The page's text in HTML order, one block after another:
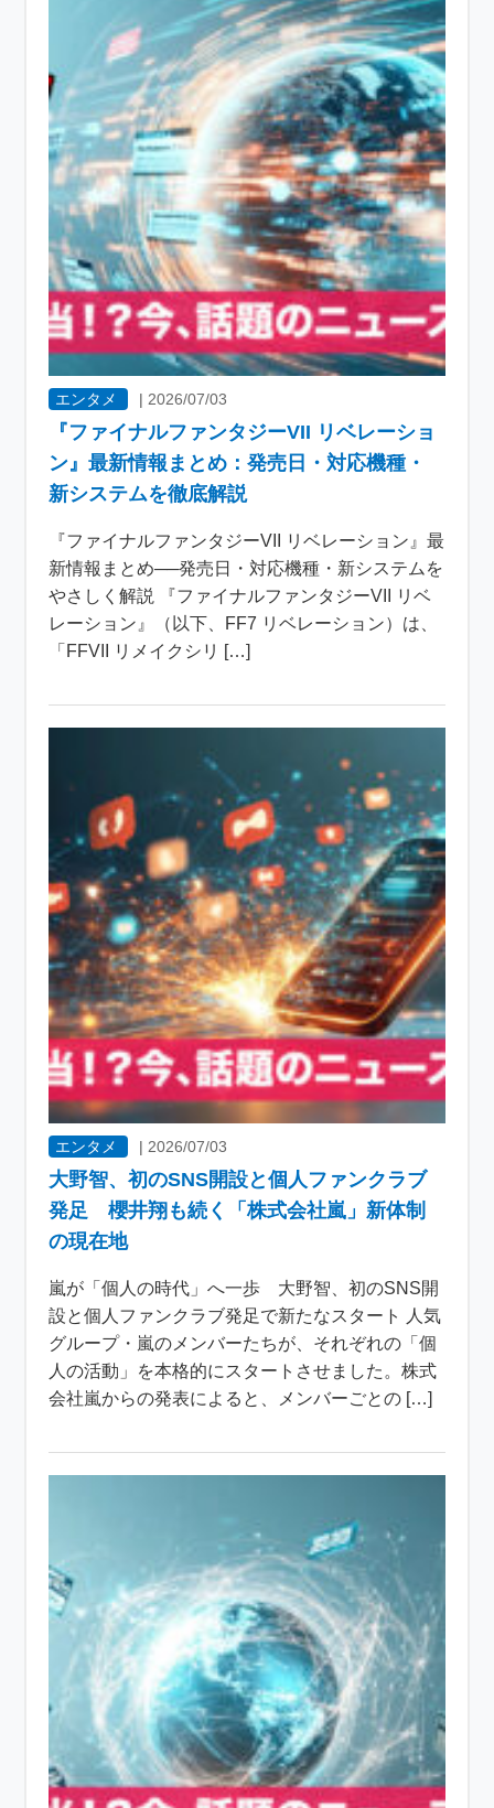
エンタメ |2026/07/03
『ファイナルファンタジーVII リベレーショ
ン』最新情報まとめ：発売日・対応機種・
新システムを徹底解説
『ファイナルファンタジーVII リベレーション』最
新情報まとめ──発売日・対応機種・新システムを
やさしく解説 『ファイナルファンタジーVII リベ
レーション』（以下、FF7 リベレーション）は、
「FFVII リメイクシリ […]
エンタメ |2026/07/03
大野智、初のSNS開設と個人ファンクラブ
発足 櫻井翔も続く「株式会社嵐」新体制
の現在地
嵐が「個人の時代」へ一歩 大野智、初のSNS開
設と個人ファンクラブ発足で新たなスタート 人気
グループ・嵐のメンバーたちが、それぞれの「個
人の活動」を本格的にスタートさせました。株式
会社嵐からの発表によると、メンバーごとの […]